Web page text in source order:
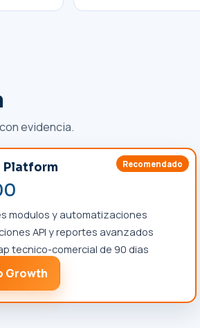
evidencia.
Recomendado
Platform
modulos y automatizaciones
API y reportes avanzados
tecnico-comercial de 90 dias
Growth